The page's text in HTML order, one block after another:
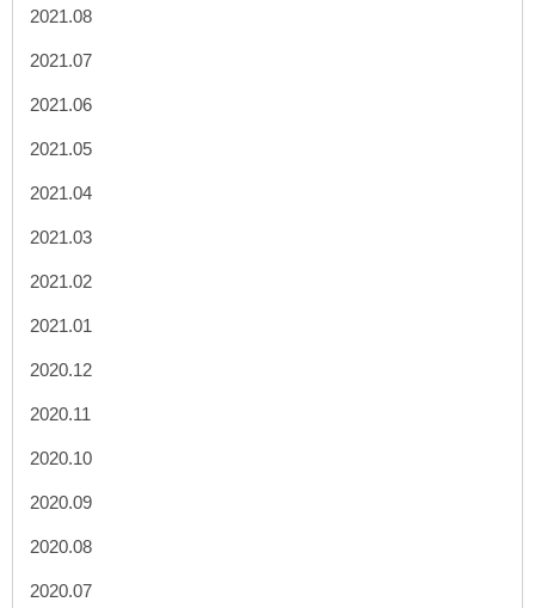
2021.08
2021.07
2021.06
2021.05
2021.04
2021.03
2021.02
2021.01
2020.12
2020.11
2020.10
2020.09
2020.08
2020.07